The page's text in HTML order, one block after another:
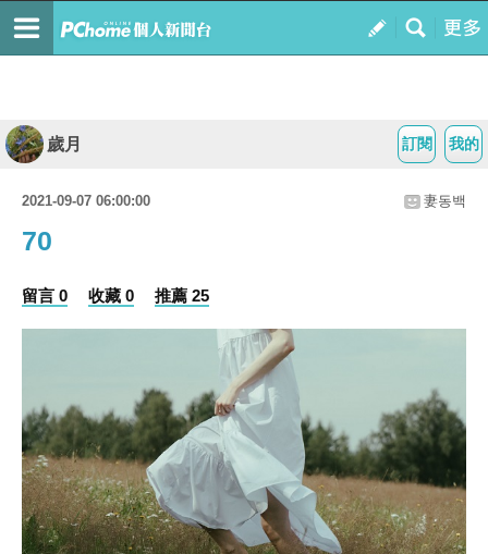
我的
訂閱
歲月
2021-09-07 06:00:00 妻동백
70
留言 0 收藏 0 推薦 25